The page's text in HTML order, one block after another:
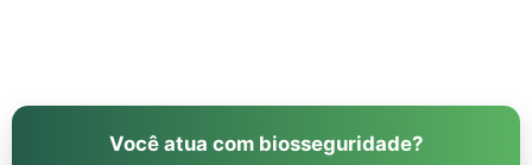
Você atua com biosseguridade?